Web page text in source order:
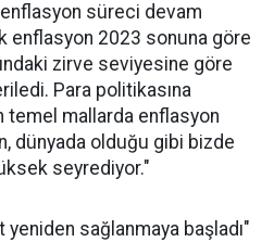
süreci devam
enflasyon 2023 sonuna göre
zirve seviyesine göre
Para politikasına
temel mallarda enflasyon
dünyada olduğu gibi bizde
seyrediyor."
yeniden sağlanmaya başladı"